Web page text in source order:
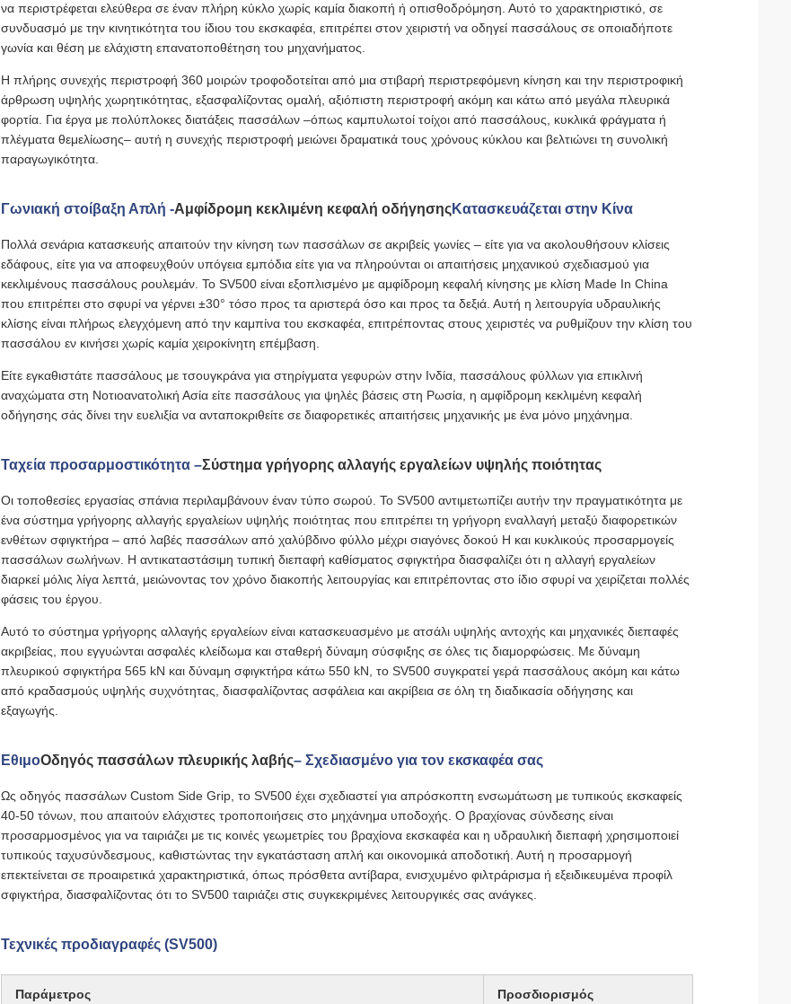
να περιστρέφεται ελεύθερα σε έναν πλήρη κύκλο χωρίς καμία διακοπή ή οπισθοδρόμηση. Αυτό το χαρακτηριστικό, σε
συνδυασμό με την κινητικότητα του ίδιου του εκσκαφέα, επιτρέπει στον χειριστή να οδηγεί πασσάλους σε οποιαδήποτε
γωνία και θέση με ελάχιστη επανατοποθέτηση του μηχανήματος.
Η πλήρης συνεχής περιστροφή 360 μοιρών τροφοδοτείται από μια στιβαρή περιστρεφόμενη κίνηση και την περιστροφική
άρθρωση υψηλής χωρητικότητας, εξασφαλίζοντας ομαλή, αξιόπιστη περιστροφή ακόμη και κάτω από μεγάλα πλευρικά
φορτία. Για έργα με πολύπλοκες διατάξεις πασσάλων –όπως καμπυλωτοί τοίχοι από πασσάλους, κυκλικά φράγματα ή
πλέγματα θεμελίωσης– αυτή η συνεχής περιστροφή μειώνει δραματικά τους χρόνους κύκλου και βελτιώνει τη συνολική
παραγωγικότητα.
Γωνιακή στοίβαξη Απλή -Αμφίδρομη κεκλιμένη κεφαλή οδήγησηςΚατασκευάζεται στην Κίνα
Πολλά σενάρια κατασκευής απαιτούν την κίνηση των πασσάλων σε ακριβείς γωνίες – είτε για να ακολουθήσουν κλίσεις
εδάφους, είτε για να αποφευχθούν υπόγεια εμπόδια είτε για να πληρούνται οι απαιτήσεις μηχανικού σχεδιασμού για
κεκλιμένους πασσάλους ρουλεμάν. Το SV500 είναι εξοπλισμένο με αμφίδρομη κεφαλή κίνησης με κλίση Made In China
που επιτρέπει στο σφυρί να γέρνει ±30° τόσο προς τα αριστερά όσο και προς τα δεξιά. Αυτή η λειτουργία υδραυλικής
κλίσης είναι πλήρως ελεγχόμενη από την καμπίνα του εκσκαφέα, επιτρέποντας στους χειριστές να ρυθμίζουν την κλίση του
πασσάλου εν κινήσει χωρίς καμία χειροκίνητη επέμβαση.
Είτε εγκαθιστάτε πασσάλους με τσουγκράνα για στηρίγματα γεφυρών στην Ινδία, πασσάλους φύλλων για επικλινή
αναχώματα στη Νοτιοανατολική Ασία είτε πασσάλους για ψηλές βάσεις στη Ρωσία, η αμφίδρομη κεκλιμένη κεφαλή
οδήγησης σάς δίνει την ευελιξία να ανταποκριθείτε σε διαφορετικές απαιτήσεις μηχανικής με ένα μόνο μηχάνημα.
Ταχεία προσαρμοστικότητα –Σύστημα γρήγορης αλλαγής εργαλείων υψηλής ποιότητας
Οι τοποθεσίες εργασίας σπάνια περιλαμβάνουν έναν τύπο σωρού. Το SV500 αντιμετωπίζει αυτήν την πραγματικότητα με
ένα σύστημα γρήγορης αλλαγής εργαλείων υψηλής ποιότητας που επιτρέπει τη γρήγορη εναλλαγή μεταξύ διαφορετικών
ενθέτων σφιγκτήρα – από λαβές πασσάλων από χαλύβδινο φύλλο μέχρι σιαγόνες δοκού H και κυκλικούς προσαρμογείς
πασσάλων σωλήνων. Η αντικαταστάσιμη τυπική διεπαφή καθίσματος σφιγκτήρα διασφαλίζει ότι η αλλαγή εργαλείων
διαρκεί μόλις λίγα λεπτά, μειώνοντας τον χρόνο διακοπής λειτουργίας και επιτρέποντας στο ίδιο σφυρί να χειρίζεται πολλές
φάσεις του έργου.
Αυτό το σύστημα γρήγορης αλλαγής εργαλείων είναι κατασκευασμένο με ατσάλι υψηλής αντοχής και μηχανικές διεπαφές
ακριβείας, που εγγυώνται ασφαλές κλείδωμα και σταθερή δύναμη σύσφιξης σε όλες τις διαμορφώσεις. Με δύναμη
πλευρικού σφιγκτήρα 565 kN και δύναμη σφιγκτήρα κάτω 550 kN, το SV500 συγκρατεί γερά πασσάλους ακόμη και κάτω
από κραδασμούς υψηλής συχνότητας, διασφαλίζοντας ασφάλεια και ακρίβεια σε όλη τη διαδικασία οδήγησης και
εξαγωγής.
ΕθιμοΟδηγός πασσάλων πλευρικής λαβής– Σχεδιασμένο για τον εκσκαφέα σας
Ως οδηγός πασσάλων Custom Side Grip, το SV500 έχει σχεδιαστεί για απρόσκοπτη ενσωμάτωση με τυπικούς εκσκαφείς
40-50 τόνων, που απαιτούν ελάχιστες τροποποιήσεις στο μηχάνημα υποδοχής. Ο βραχίονας σύνδεσης είναι
προσαρμοσμένος για να ταιριάζει με τις κοινές γεωμετρίες του βραχίονα εκσκαφέα και η υδραυλική διεπαφή χρησιμοποιεί
τυπικούς ταχυσύνδεσμους, καθιστώντας την εγκατάσταση απλή και οικονομικά αποδοτική. Αυτή η προσαρμογή
επεκτείνεται σε προαιρετικά χαρακτηριστικά, όπως πρόσθετα αντίβαρα, ενισχυμένο φιλτράρισμα ή εξειδικευμένα προφίλ
σφιγκτήρα, διασφαλίζοντας ότι το SV500 ταιριάζει στις συγκεκριμένες λειτουργικές σας ανάγκες.
Τεχνικές προδιαγραφές (SV500)
Παράμετρος Προσδιορισμός